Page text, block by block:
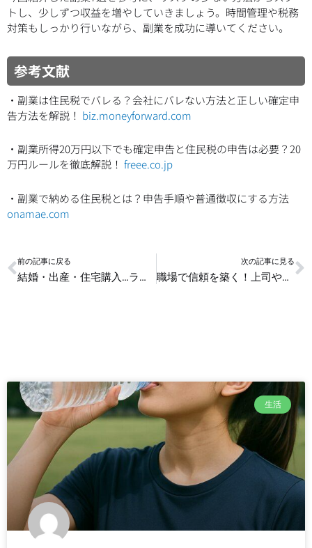
トし、少しずつ収益を増やしていきましょう。時間管理や税務
対策もしっかり行いながら、副業を成功に導いてください。
参考文献
・副業は住民税でバレる？会社にバレない方法と正しい確定申
告方法を解説！ biz.moneyforward.com
・副業所得20万円以下でも確定申告と住民税の申告は必要？20
万円ルールを徹底解説！ freee.co.jp
・副業で納める住民税とは？申告手順や普通徴収にする方法
onamae.com
Prev
前の記事に戻る
結婚・出産・住宅購入…ライフイベント別の家計管理戦略
次の記事に見る
職場で信頼を築く！上司や同僚との効果的な関係構築法
生活